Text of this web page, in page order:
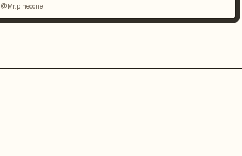
@Mr.pinecone